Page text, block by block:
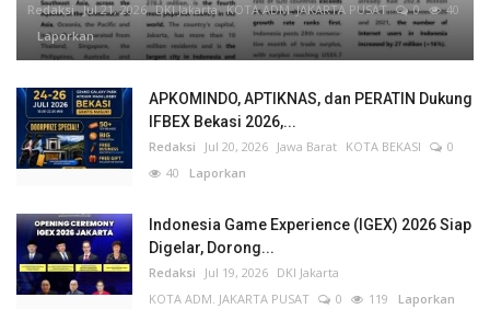
Redaksi Jul 21, 2026 DKI Jakarta KOTA ADM. JAKARTA PUSAT 0
40
Laporkan
APKOMINDO, APTIKNAS, dan PERATIN Dukung
IFBEX Bekasi 2026,...
Redaksi Jul 20, 2026 Jawa Barat KOTA BEKASI
0
40 Laporkan
Indonesia Game Experience (IGEX) 2026 Siap
Digelar, Dorong...
Redaksi Jul 19, 2026 DKI Jakarta
KOTA ADM. JAKARTA PUSAT
0 119 Laporkan